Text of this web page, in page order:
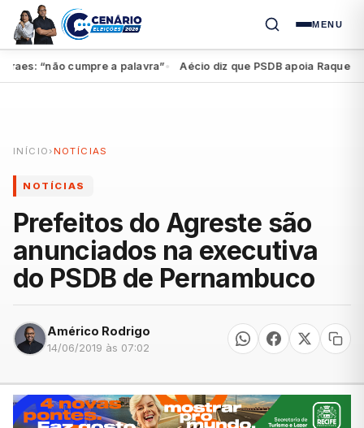
MENU
“não cumpre a palavra”● Aécio diz que PSDB apoia Raquel,
INÍCIO › NOTÍCIAS
NOTÍCIAS
Prefeitos do Agreste são
anunciados na executiva
do PSDB de Pernambuco
Américo Rodrigo
14/06/2019 às 07:02